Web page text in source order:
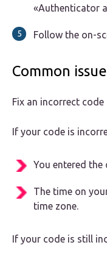
«Authenticator
Follow the on-
Common
Fix an incorrect code
If your code is
You entered the
The time on
time zone.
If your code is still